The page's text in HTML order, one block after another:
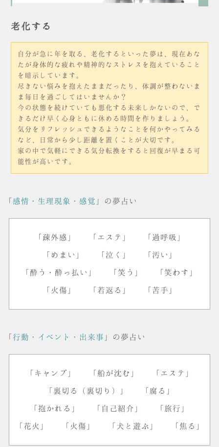
老化する
自分が急に年を取る、老化するといった夢は、現在あな
たが身体的な疲れや精神的なストレスを抱えていること
を暗示しています。
尽きない悩みを抱えたままだったり、体調が整わないま
ま毎日を過ごしてはいませんか？
今の状態を続けていても悪化する未来しかないので、で
きるだけ早く心身ともに休める時間を作りましょう。
気分をリフレッシュできるようなことを何かやってみる
など、日常から少し距離を置くことが大切です。
家の中で気軽にできる気分転換をすると回復が早まる可
能性が高いです。
「感情・生理現象・感覚 」の夢占い
「疎外感」 「エステ」 「過呼吸」
「めまい」 「泣く」 「汚い」
「酔う・酔っ払い」 「笑う」 「笑わす」
「火傷」 「若返る」 「苦手」
「行動・イベント・出来事 」の夢占い
「キャンプ」 「船が沈む」 「エステ」
「裏切る（裏切り）」 「腐る」
「抱かれる」 「自己紹介」 「旅行」
「花火」 「火傷」 「犬と遊ぶ」 「焦る」